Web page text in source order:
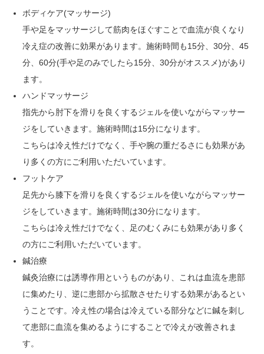
ボディケア(マッサージ)
手や足をマッサージして筋肉をほぐすことで血流が良くなり
冷え症の改善に効果があります。施術時間も15分、30分、45
分、60分(手や足のみでしたら15分、30分がオススメ)があり
ます。
ハンドマッサージ
指先から肘下を滑りを良くするジェルを使いながらマッサー
ジをしていきます。施術時間は15分になります。
こちらは冷え性だけでなく、手や腕の重だるさにも効果があ
り多くの方にご利用いただいています。
フットケア
足先から膝下を滑りを良くするジェルを使いながらマッサー
ジをしていきます。施術時間は30分になります。
こちらは冷え性だけでなく、足のむくみにも効果があり多く
の方にご利用いただいています。
鍼治療
鍼灸治療には誘導作用というものがあり、これは血流を患部
に集めたり、逆に患部から拡散させたりする効果があるとい
うことです。冷え性の場合は冷えている部分などに鍼を刺し
て患部に血流を集めるようにすることで冷えが改善されま
す。